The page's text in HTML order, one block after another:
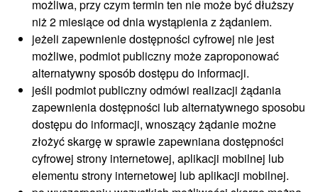
możliwa, przy czym termin ten nie może być dłuższy
niż 2 miesiące od dnia wystąpienia z żądaniem.
jeżeli zapewnienie dostępności cyfrowej nie jest
możliwe, podmiot publiczny może zaproponować
alternatywny sposób dostępu do informacji.
jeśli podmiot publiczny odmówi realizacji żądania
zapewnienia dostępności lub alternatywnego sposobu
dostępu do informacji, wnoszący żądanie możne
złożyć skargę w sprawie zapewniana dostępności
cyfrowej strony internetowej, aplikacji mobilnej lub
elementu strony internetowej lub aplikacji mobilnej.